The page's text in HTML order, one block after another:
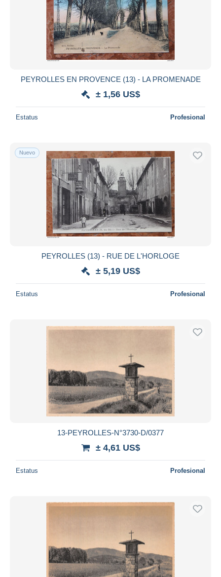
PEYROLLES EN PROVENCE (13) - LA PROMENADE
± 1,56 US$
Estatus Profesional
Nuevo
PEYROLLES (13) - RUE DE L'HORLOGE
± 5,19 US$
Estatus Profesional
13-PEYROLLES-N°3730-D/0377
± 4,61 US$
Estatus Profesional